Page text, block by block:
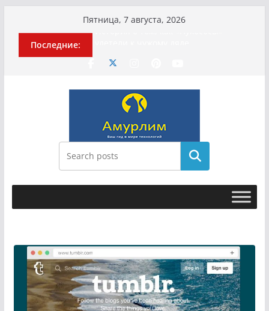
содержимому
Пятница, 7 августа, 2026
Последние:
Эхо турецкой трагедии: почему
МотоТани?
Гусейна Гасанова заочно
приговорили к четырём годам
Илью Ремесло задержали по делу о
фейках о российской армии
Новые криминальные хроники
связали Диану Шурыгину и Настю
Холод
Поиск